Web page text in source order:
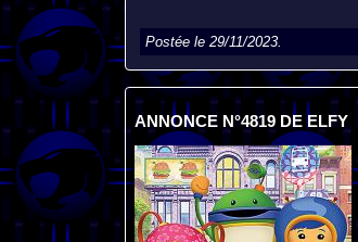
Postée le 29/11/2023.
ANNONCE N°4819 DE ELFY